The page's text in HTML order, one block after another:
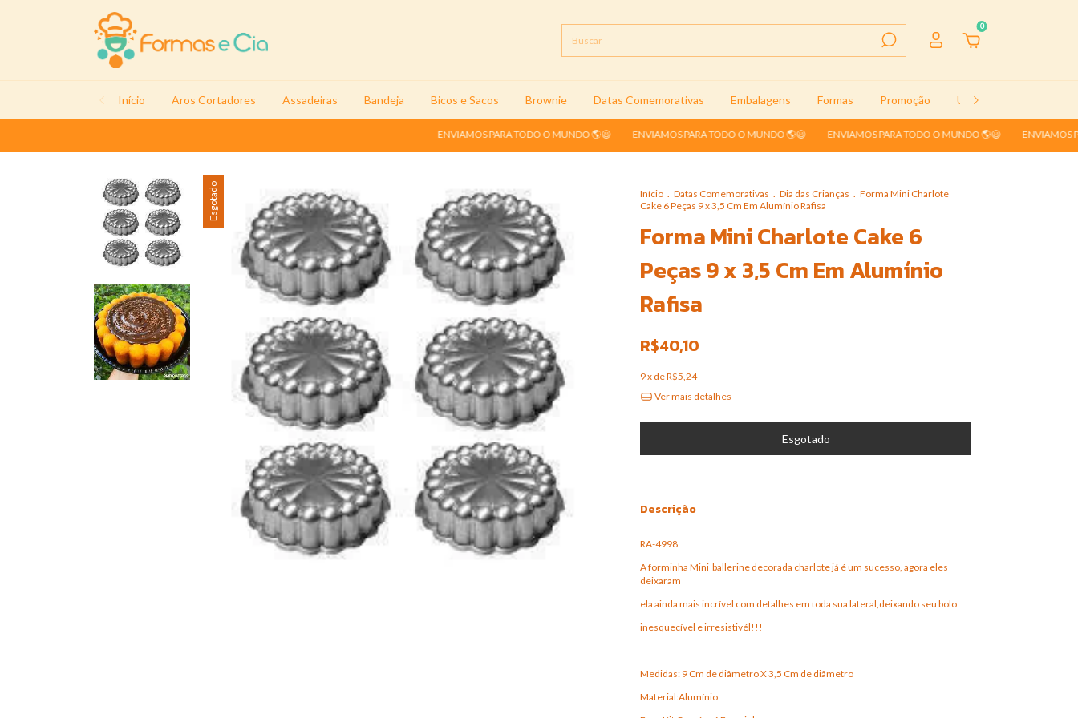
0
Início Aros Cortadores Assadeiras Bandeja Bicos e Sacos Brownie Datas Comemorativas Embalagens Formas Promoção Utensílios
ENVIAMOS PARA TODO O MUNDO 🌎😃 ENVIAMOS PARA TODO O MUNDO 🌎😃 ENVIAMOS PARA TODO O MUNDO 🌎😃 ENVIAMOS PARA
Esgotado Início . Datas Comemorativas . Dia das Crianças . Forma Mini Charlote
Cake 6 Peças 9 x 3,5 Cm Em Alumínio Rafisa
Forma Mini Charlote Cake 6
Peças 9 x 3,5 Cm Em Alumínio
Rafisa
R$40,10
9x deR$5,24
Ver mais detalhes
Descrição
RA-4998
A forminha Mini ballerine decorada charlote já é um sucesso, agora eles
deixaram
ela ainda mais incrível com detalhes em toda sua lateral,deixando seu bolo
inesquecível e irresistivél!!!
Medidas: 9 Cm de diâmetro X 3,5 Cm de diâmetro
Material:Alumínio